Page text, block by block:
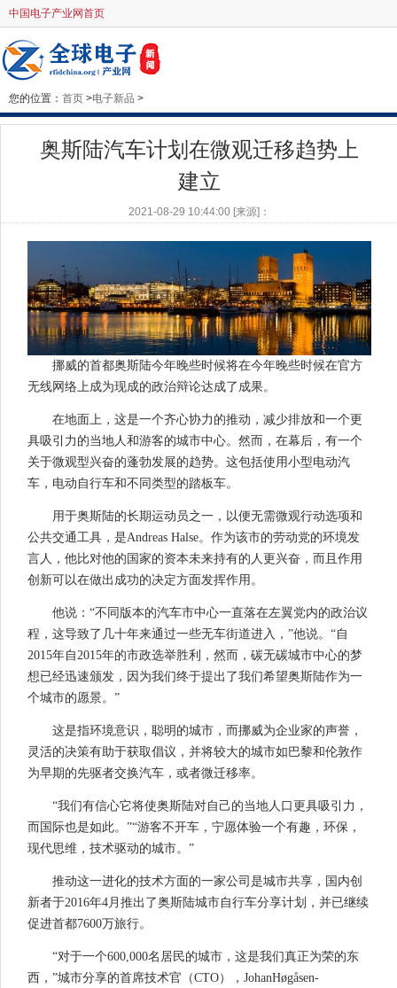
中国电子产业网首页
您的位置： 首页 >电子新品 >
奥斯陆汽车计划在微观迁移趋势上
建立
2021-08-29 10:44:00 [来源]：
挪威的首都奥斯陆今年晚些时候将在今年晚些时候在官方
无线网络上成为现成的政治辩论达成了成果。
在地面上，这是一个齐心协力的推动，减少排放和一个更
具吸引力的当地人和游客的城市中心。然而，在幕后，有一个
关于微观型兴奋的蓬勃发展的趋势。这包括使用小型电动汽
车，电动自行车和不同类型的踏板车。
用于奥斯陆的长期运动员之一，以便无需微观行动选项和
公共交通工具，是Andreas Halse。作为该市的劳动党的环境发
言人，他比对他的国家的资本未来持有的人更兴奋，而且作用
创新可以在做出成功的决定方面发挥作用。
他说：“不同版本的汽车市中心一直落在左翼党内的政治议
程，这导致了几十年来通过一些无车街道进入，”他说。“自
2015年自2015年的市政选举胜利，然而，碳无碳城市中心的梦
想已经迅速颁发，因为我们终于提出了我们希望奥斯陆作为一
个城市的愿景。”
这是指环境意识，聪明的城市，而挪威为企业家的声誉，
灵活的决策有助于获取倡议，并将较大的城市如巴黎和伦敦作
为早期的先驱者交换汽车，或者微迁移率。
“我们有信心它将使奥斯陆对自己的当地人口更具吸引力，
而国际也是如此。”“游客不开车，宁愿体验一个有趣，环保，
现代思维，技术驱动的城市。”
推动这一进化的技术方面的一家公司是城市共享，国内创
新者于2016年4月推出了奥斯陆城市自行车分享计划，并已继续
促进首都7600万旅行。
“对于一个600,000名居民的城市，这是我们真正为荣的东
西，”城市分享的首席技术官（CTO），JohanHøgåsen-